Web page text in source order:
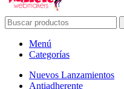
Menú
Categorías
Nuevos Lanzamientos
Antiadherente